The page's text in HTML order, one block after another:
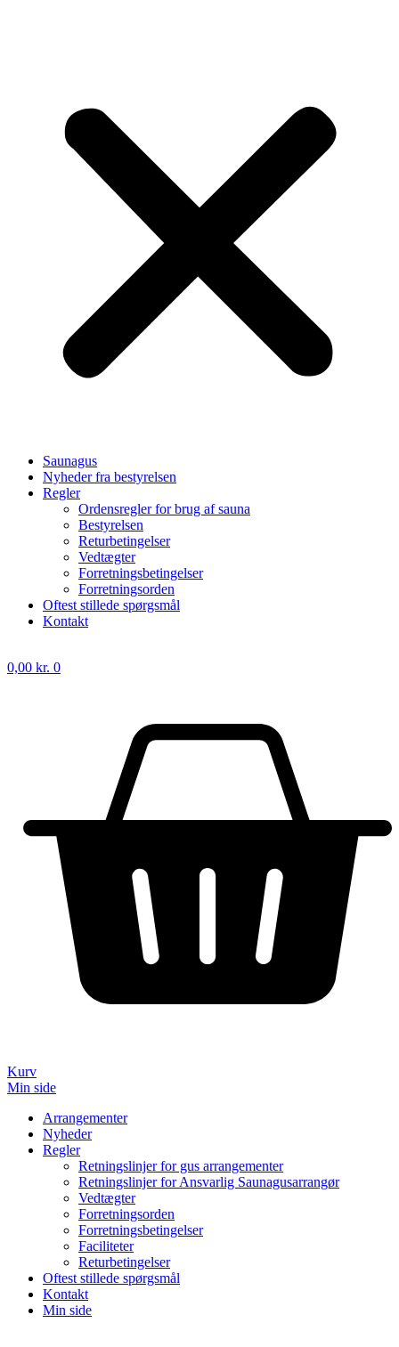
Saunagus
Nyheder fra bestyrelsen
Regler
Ordensregler for brug af sauna
Bestyrelsen
Returbetingelser
Vedtægter
Forretningsbetingelser
Forretningsorden
Oftest stillede spørgsmål
Kontakt
0,00 kr. 0
Kurv
Min side
Arrangementer
Nyheder
Regler
Retningslinjer for gus arrangementer
Retningslinjer for Ansvarlig Saunagusarrangør
Vedtægter
Forretningsorden
Forretningsbetingelser
Faciliteter
Returbetingelser
Oftest stillede spørgsmål
Kontakt
Min side